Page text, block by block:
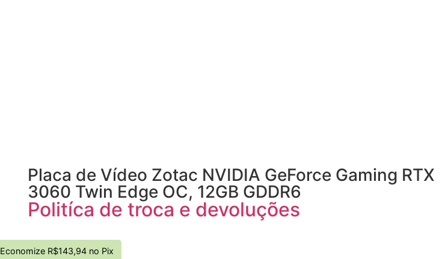
Placa de Vídeo Zotac NVIDIA GeForce Gaming RTX
3060 Twin Edge OC, 12GB GDDR6
Politíca de troca e devoluções
Economize R$143,94no Pix